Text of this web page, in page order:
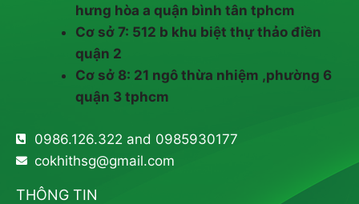
hưng hòa a quận bình tân tphcm
Cơ sở 7: 512 b khu biệt thự thảo điền
quận 2
Cơ sở 8: 21 ngô thừa nhiệm ,phường 6
quận 3 tphcm
0986.126.322 and 0985930177
cokhithsg@gmail.com
THÔNG TIN